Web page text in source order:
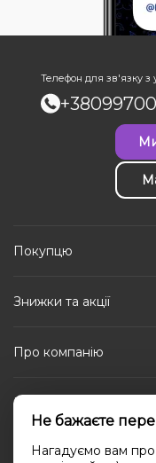
Телефон для зв'язку з
Покупцю
Знижки та акції
Про компанію
Каталог
Не бажаєте
Нагадуємо вам